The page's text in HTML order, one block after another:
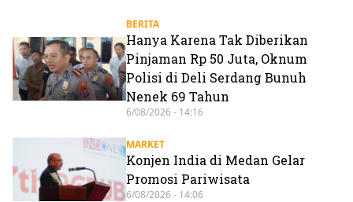
BERITA
Hanya Karena Tak Diberikan
Pinjaman Rp 50 Juta, Oknum
Polisi di Deli Serdang Bunuh
Nenek 69 Tahun
6/08/2026 - 14:16
MARKET
Konjen India di Medan Gelar
Promosi Pariwisata
6/08/2026 - 14:06